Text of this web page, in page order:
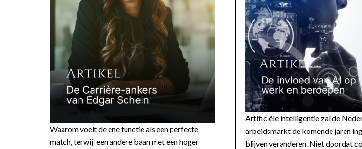
Waarom voelt de ene functie als een perfecte
match, terwijl een andere baan met een hoger
Artificiële intelligentie zal de
arbeidsmarkt de komende jaren
blijven veranderen. Niet doordat